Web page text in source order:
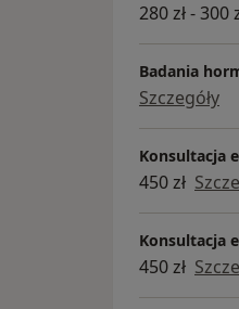
280 zł - 300
Badania
Szczegóły
Konsultacja
450 zł
Konsultacja
450 zł